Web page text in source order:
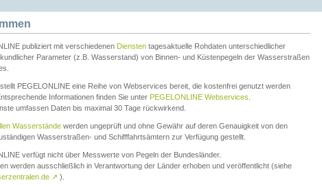
publiziert mit verschiedenen Diensten tagesaktuelle Rohdaten unterschiedlicher
Parameter (z.B. Wasserstand) von Binnen- und Küstenpegeln der Wasserstraßen
PEGELONLINE eine Reihe von Webservices bereit, die kostenfrei genutzt werden
Informationen finden Sie unter PEGELONLINE Webservices
umfassen Daten bis maximal 30 Tage rückwirkend.
Wasserstände werden ungeprüft und ohne Gewähr auf deren Genauigkeit von den
Wasserstraßen- und Schifffahrtsämtern zur Verfügung gestellt.
verfügt nicht über Messwerte von Pegeln der Bundesländer.
werden ausschließlich in Verantwortung der Länder erhoben und veröffentlicht (siehe
↗ ).